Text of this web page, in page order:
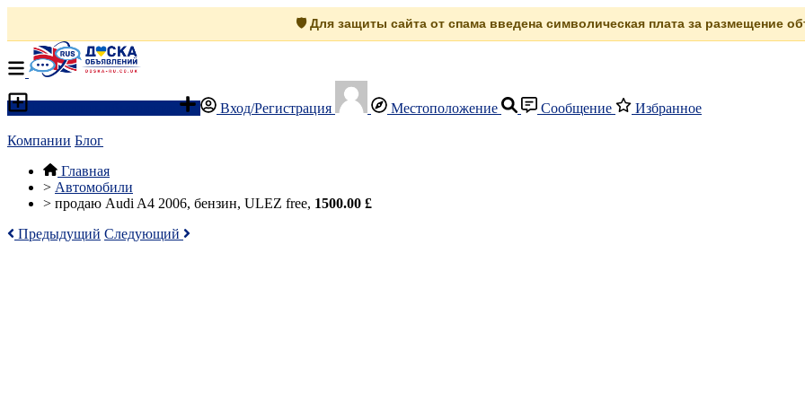
🛡️ Для защиты сайта от спама введена символическая плата за размещение
Вход/Регистрация Местоположение Сообщение Избранное
Компании Блог
Главная
> Автомобили
> продаю Audi A4 2006, бензин, ULEZ free, 1500.00 £
Предыдущий Следующий